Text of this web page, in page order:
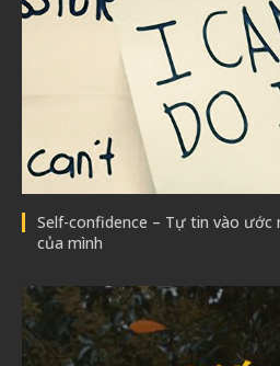
Self-confidence – Tự tin vào ước
của mình